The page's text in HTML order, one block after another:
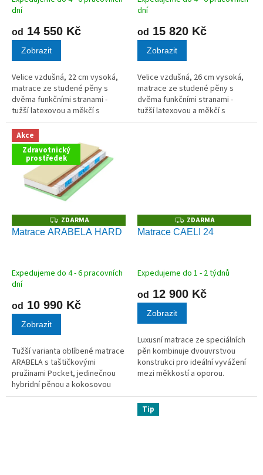
dní
od 14 550 Kč
Zobrazit
Velice vzdušná, 22 cm vysoká,
matrace ze studené pěny s
dvěma funkčními stranami -
tužší latexovou a měkčí s
paměťovou pěnou.
dní
od 15 820 Kč
Zobrazit
Velice vzdušná, 26 cm vysoká,
matrace ze studené pěny s
dvěma funkčními stranami -
tužší latexovou a měkčí s
paměťovou pěnou.
Akce
Zdravotnický
prostředek
Z
D
A
ZDARMA
Matrace ARABELA HARD
Expedujeme do 4 - 6 pracovních
dní
od 10 990 Kč
Zobrazit
Tužší varianta oblíbené matrace
ARABELA s taštičkovými
pružinami Pocket, jedinečnou
hybridní pěnou a kokosovou
deskou na obou stranách.
Z
D
A
ZDARMA
Matrace CAELI 24
Expedujeme do 1 - 2 týdnů
od 12 900 Kč
Zobrazit
Luxusní matrace ze speciálních
pěn kombinuje dvouvrstvou
konstrukci pro ideální vyvážení
mezi měkkostí a oporou.
Tip